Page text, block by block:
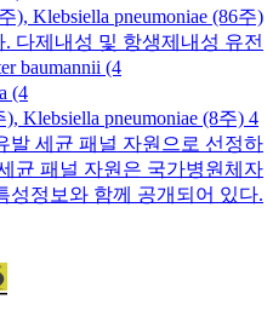
), Klebsiella pneumoniae (86주)
다제내성 및 항생제내성 유전
baumannii (4
(4
), Klebsiella pneumoniae (8주) 4
발 세균 패널 자원으로 선정하
균 패널 자원은 국가병원체자
성정보와 함께 공개되어 있다.